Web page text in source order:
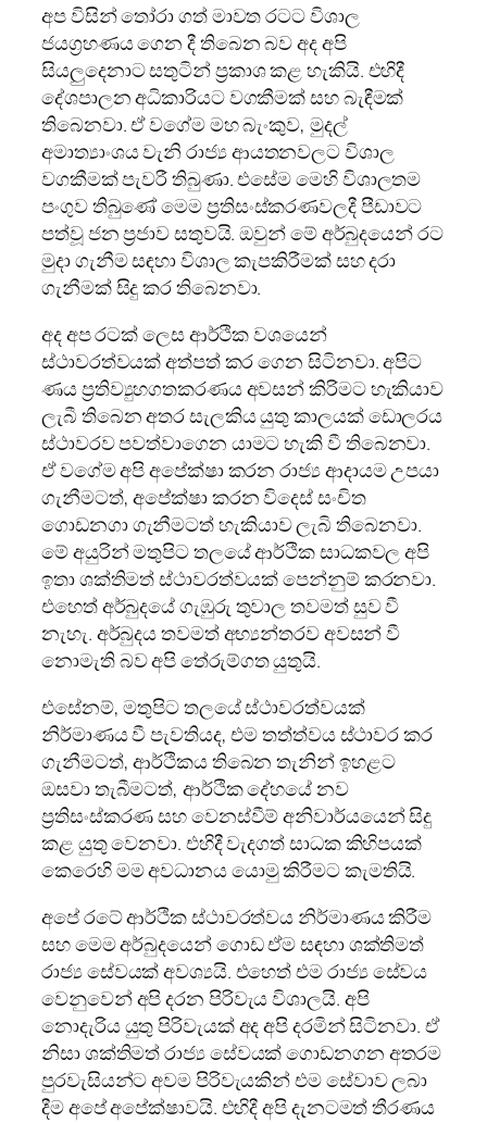
අප විසින් තෝරා ගත් මාවත රටට විශාල
ජයග්‍රහණය ගෙන දී තිබෙන බව අද අපි
සියලුදෙනාට සතුටින් ප්‍රකාශ කළ හැකියි. එහිදී
දේශපාලන අධිකාරියට වගකීමක් සහ බැඳීමක්
තිබෙනවා. ඒ වගේම මහ බැංකුව, මුදල්
අමාත්‍යාංශය වැනි රාජ්‍ය ආයතනවලට විශාල
වගකීමක් පැවරී තිබුණා. එසේම මෙහි විශාලතම
පංගුව තිබුණේ මෙම ප්‍රතිසංස්කරණවලදී පීඩාවට
පත්වූ ජන ප්‍රජාව සතුවයි. ඔවුන් මේ අර්බුදයෙන් රට
මුදා ගැනීම සඳහා විශාල කැපකිරීමක් සහ දරා
ගැනීමක් සිදු කර තිබෙනවා.
අද අප රටක් ලෙස ආර්ථික වශයෙන්
ස්ථාවරත්වයක් අත්පත් කර ගෙන සිටිනවා. අපිට
ණය ප්‍රතිව්‍යුහගතකරණය අවසන් කිරිමට හැකියාව
ලැබී තිබෙන අතර සැලකිය යුතු කාලයක් ඩොලරය
ස්ථාවරව පවත්වාගෙන යාමට හැකි වී තිබෙනවා.
ඒ වගේම අපි අපේක්ෂා කරන රාජ්‍ය ආදායම උපයා
ගැනීමටත්, අපේක්ෂා කරන විදෙස් සංචිත
ගොඩනගා ගැනීමටත් හැකියාව ලැබි තිබෙනවා.
මේ අයුරින් මතුපිට තලයේ ආර්ථික සාධකවල අපි
ඉතා ශක්තිමත් ස්ථාවරත්වයක් පෙන්නුම් කරනවා.
එහෙත් අර්බුදයේ ගැඹුරු තුවාල තවමත් සුව වී
නැහැ. අර්බුදය තවමත් අභ්‍යන්තරව අවසන් වී
නොමැති බව අපි තේරුම්ගත යුතුයි.
එසේනම්, මතුපිට තලයේ ස්ථාවරත්වයක්
නිර්මාණය වී පැවතියද, එම තත්ත්වය ස්ථාවර කර
ගැනීමටත්, ආර්ථිකය තිබෙන තැනින් ඉහළට
ඔසවා තැබීමටත්, ආර්ථික දේහයේ නව
ප්‍රතිසංස්කරණ සහ වෙනස්වීම් අනිවාර්යයෙන් සිදු
කළ යුතු වෙනවා. එහිදී වැදගත් සාධක කිහිපයක්
කෙරෙහි මම අවධානය යොමු කිරීමට කැමතියි.
අපේ රටේ ආර්ථික ස්ථාවරත්වය නිර්මාණය කිරීම
සහ මෙම අර්බුදයෙන් ගොඩ ඒම සඳහා ශක්තිමත්
රාජ්‍ය සේවයක් අවශ්‍යයි. එහෙත් එම රාජ්‍ය සේවය
වෙනුවෙන් අපි දරන පිරිවැය විශාලයි. අපි
නොදැරිය යුතු පිරිවැයක් අද අපි දරමින් සිටිනවා. ඒ
නිසා ශක්තිමත් රාජ්‍ය සේවයක් ගොඩනගන අතරම
පුරවැසියන්ට අවම පිරිවැයකින් එම සේවාව ලබා
දීම අපේ අපේක්ෂාවයි. එහිදී අපි දැනටමත් තීරණය